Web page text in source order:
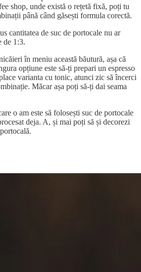
shop, unde există o rețetă fixă, poți tu
până când găsești formula corectă.
cantitatea de suc de portocale nu ar
de 1:3.
în meniu această băutură, așa că
opțiune este să-ți prepari un espresso
varianta cu tonic, atunci zic să încerci
Măcar așa poți să-ți dai seama
o am este să folosești suc de portocale
deja. A, și mai poți să și decorezi